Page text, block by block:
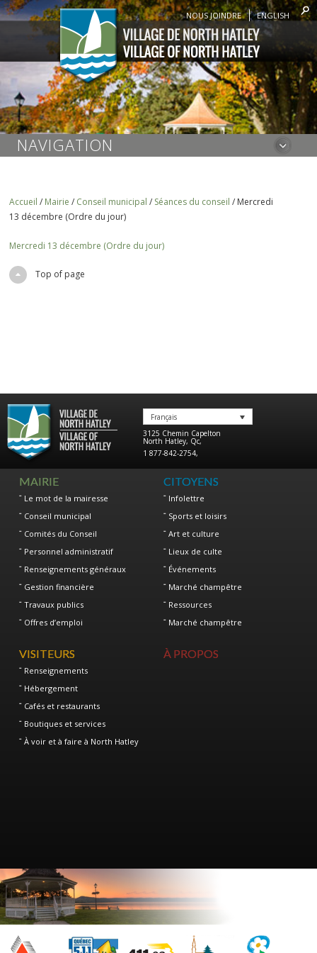
NOUS JOINDRE ENGLISH
NAVIGATION
Accueil / Mairie / Conseil municipal / Séances du conseil / Mercredi
13 décembre (Ordre du jour)
Mercredi 13 décembre (Ordre du jour)
Top of page
Français
3125 Chemin Capelton
North Hatley, Qc,
1 877-842-2754,
MAIRIE
Le mot de la mairesse
Conseil municipal
Comités du Conseil
Personnel administratif
Renseignements généraux
Gestion financière
Travaux publics
Offres d’emploi
CITOYENS
Infolettre
Sports et loisirs
Art et culture
Lieux de culte
Événements
Marché champêtre
Ressources
Marché champêtre
VISITEURS
Renseignements
Hébergement
Cafés et restaurants
Boutiques et services
À voir et à faire à North Hatley
À PROPOS